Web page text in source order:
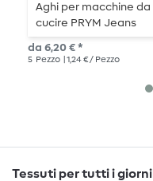
Aghi per macchine da
cucire PRYM Jeans
da 6,20 € *
5 Pezzo | 1,24 € / Pezzo
Tessuti per tutti i giorni